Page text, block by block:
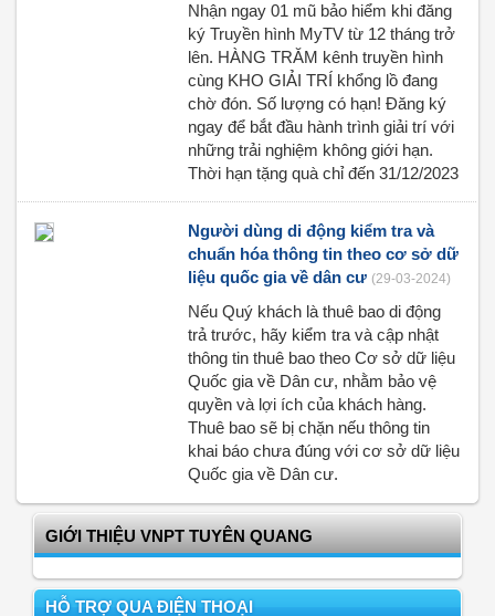
Nhận ngay 01 mũ bảo hiểm khi đăng
ký Truyền hình MyTV từ 12 tháng trở
lên. HÀNG TRĂM kênh truyền hình
cùng KHO GIẢI TRÍ khổng lồ đang
chờ đón. Số lượng có hạn! Đăng ký
ngay để bắt đầu hành trình giải trí với
những trải nghiệm không giới hạn.
Thời hạn tặng quà chỉ đến 31/12/2023
Người dùng di động kiểm tra và
chuẩn hóa thông tin theo cơ sở dữ
liệu quốc gia về dân cư (29-03-2024)
Nếu Quý khách là thuê bao di động
trả trước, hãy kiểm tra và cập nhật
thông tin thuê bao theo Cơ sở dữ liệu
Quốc gia về Dân cư, nhằm bảo vệ
quyền và lợi ích của khách hàng.
Thuê bao sẽ bị chặn nếu thông tin
khai báo chưa đúng với cơ sở dữ liệu
Quốc gia về Dân cư.
GIỚI THIỆU VNPT TUYÊN QUANG
HỖ TRỢ QUA ĐIỆN THOẠI